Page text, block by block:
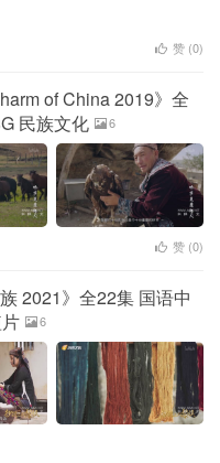
赞 (0)
of China 2019》全
民族文化
6
赞 (0)
2021》全22集 国语中
6